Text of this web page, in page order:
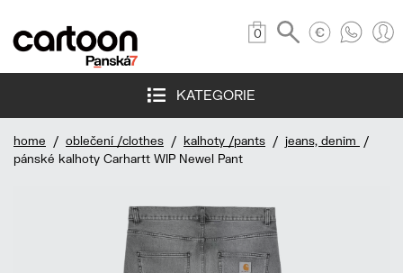
0
KATEGORIE
home / oblečení /clothes / kalhoty /pants / jeans, denim
/
pánské kalhoty Carhartt WIP Newel Pant